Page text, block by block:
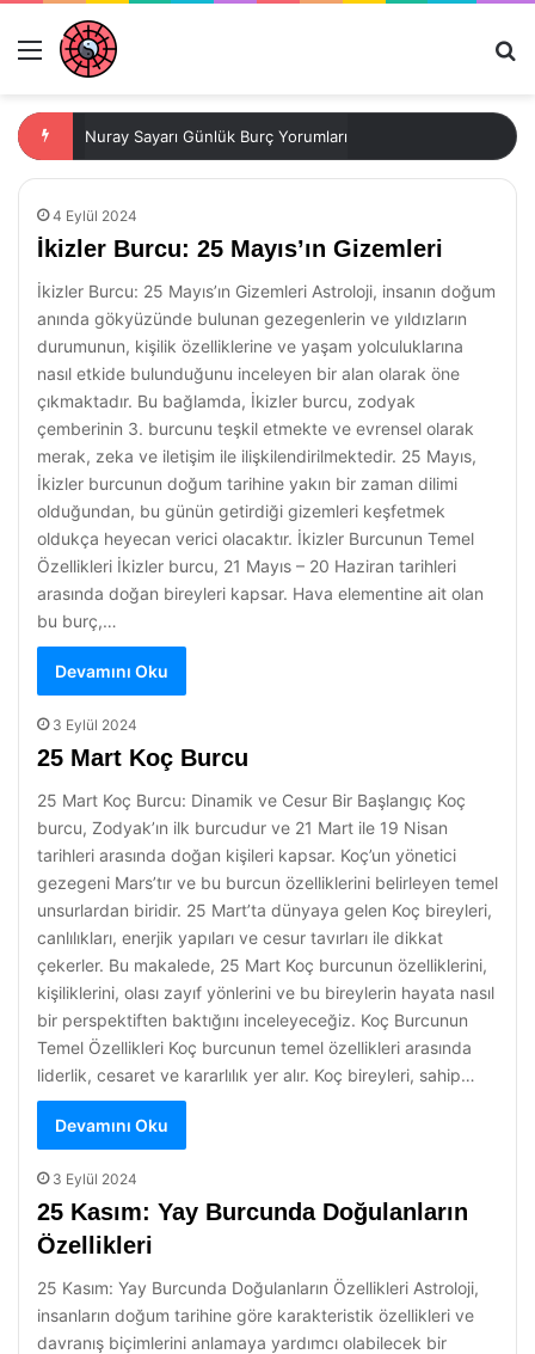
Menü
Nuray Sayarı Günlük Burç Yorumları
4 Eylül 2024
İkizler Burcu: 25 Mayıs’ın Gizemleri
İkizler Burcu: 25 Mayıs’ın Gizemleri Astroloji, insanın doğum
anında gökyüzünde bulunan gezegenlerin ve yıldızların
durumunun, kişilik özelliklerine ve yaşam yolculuklarına
nasıl etkide bulunduğunu inceleyen bir alan olarak öne
çıkmaktadır. Bu bağlamda, İkizler burcu, zodyak
çemberinin 3. burcunu teşkil etmekte ve evrensel olarak
merak, zeka ve iletişim ile ilişkilendirilmektedir. 25 Mayıs,
İkizler burcunun doğum tarihine yakın bir zaman dilimi
olduğundan, bu günün getirdiği gizemleri keşfetmek
oldukça heyecan verici olacaktır. İkizler Burcunun Temel
Özellikleri İkizler burcu, 21 Mayıs – 20 Haziran tarihleri
arasında doğan bireyleri kapsar. Hava elementine ait olan
bu burç,…
Devamını Oku
3 Eylül 2024
25 Mart Koç Burcu
25 Mart Koç Burcu: Dinamik ve Cesur Bir Başlangıç Koç
burcu, Zodyak’ın ilk burcudur ve 21 Mart ile 19 Nisan
tarihleri arasında doğan kişileri kapsar. Koç’un yönetici
gezegeni Mars’tır ve bu burcun özelliklerini belirleyen temel
unsurlardan biridir. 25 Mart’ta dünyaya gelen Koç bireyleri,
canlılıkları, enerjik yapıları ve cesur tavırları ile dikkat
çekerler. Bu makalede, 25 Mart Koç burcunun özelliklerini,
kişiliklerini, olası zayıf yönlerini ve bu bireylerin hayata nasıl
bir perspektiften baktığını inceleyeceğiz. Koç Burcunun
Temel Özellikleri Koç burcunun temel özellikleri arasında
liderlik, cesaret ve kararlılık yer alır. Koç bireyleri, sahip…
Devamını Oku
3 Eylül 2024
25 Kasım: Yay Burcunda Doğulanların
Özellikleri
25 Kasım: Yay Burcunda Doğulanların Özellikleri Astroloji,
insanların doğum tarihine göre karakteristik özellikleri ve
davranış biçimlerini anlamaya yardımcı olabilecek bir